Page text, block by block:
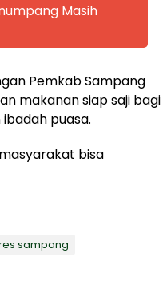
Masih
Pemkab Sampang
makanan siap saji bagi
puasa.
bisa
sampang